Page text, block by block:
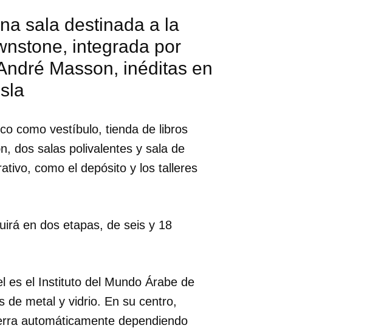
de iniciar sesión con tu
CANCELAR
sala destinada a la
integrada por
Masson, inéditas en
como vestíbulo, tienda de libros
dos salas polivalentes y sala de
como el depósito y los talleres
en dos etapas, de seis y 18
es el Instituto del Mundo Árabe de
de metal y vidrio. En su centro,
automáticamente dependiendo